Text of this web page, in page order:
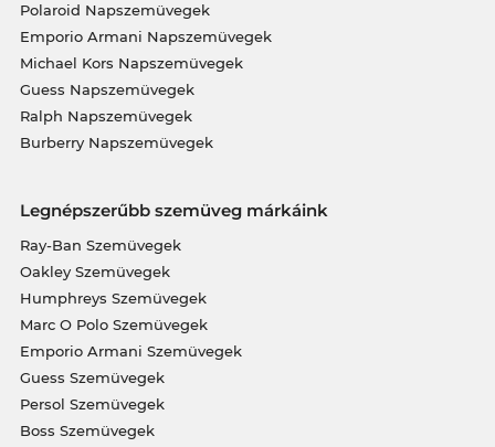
Polaroid Napszemüvegek
Emporio Armani Napszemüvegek
Michael Kors Napszemüvegek
Guess Napszemüvegek
Ralph Napszemüvegek
Burberry Napszemüvegek
Legnépszerűbb szemüveg márkáink
Ray-Ban Szemüvegek
Oakley Szemüvegek
Humphreys Szemüvegek
Marc O Polo Szemüvegek
Emporio Armani Szemüvegek
Guess Szemüvegek
Persol Szemüvegek
Boss Szemüvegek